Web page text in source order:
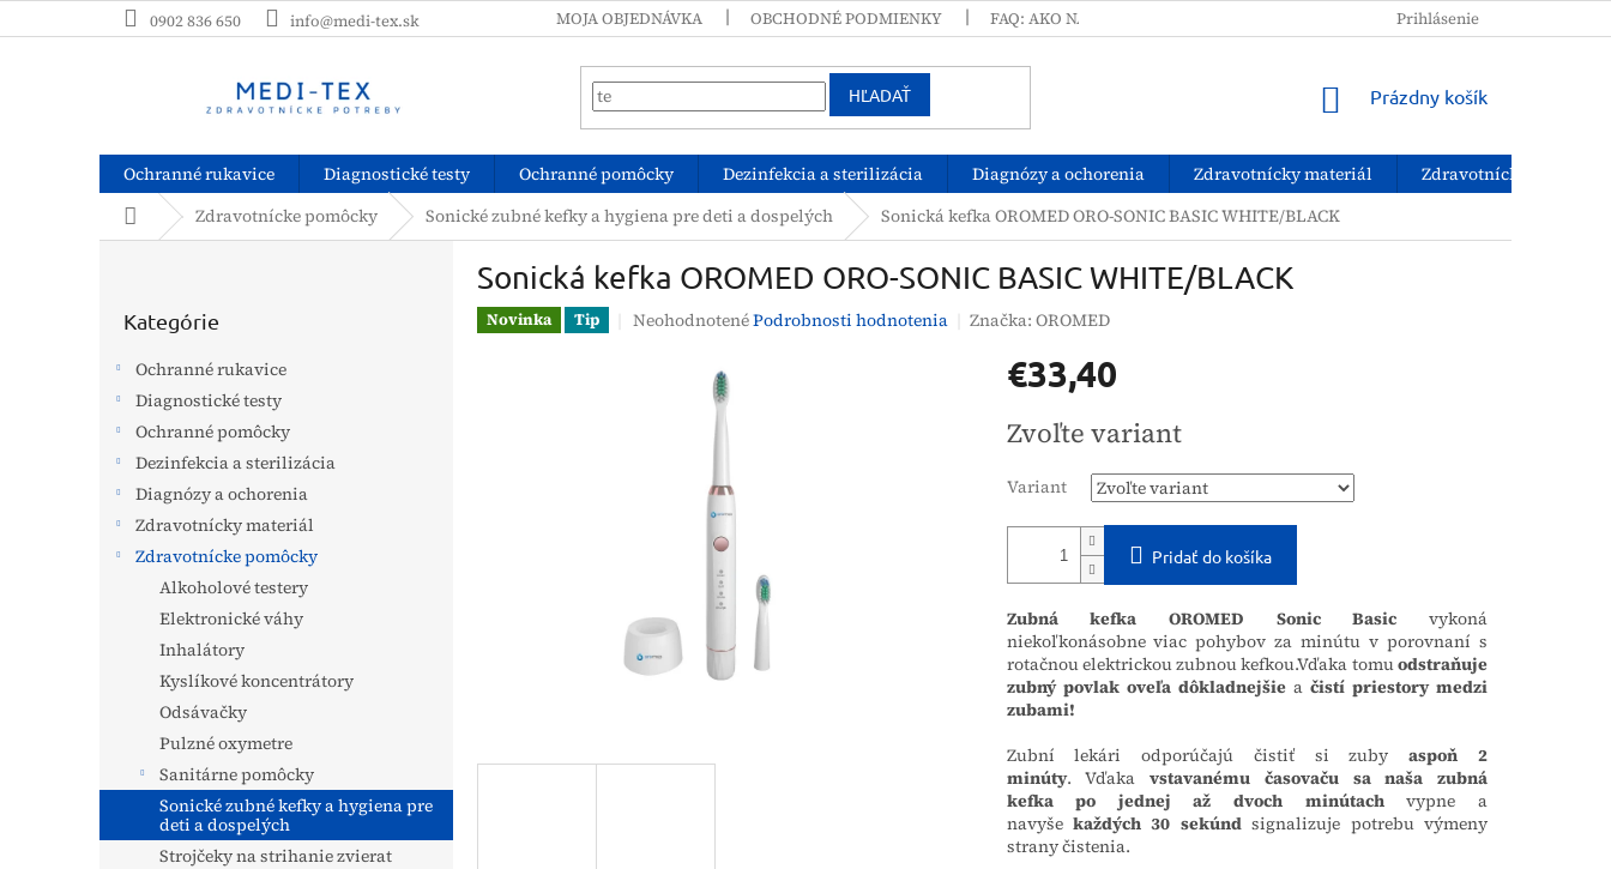
na
0902 836 650 info@medi-tex.sk MOJA OBJEDNÁVKA OBCHODNÉ PODMIENKY FAQ: AKO NAKUPOVAŤ? PODMIENKY OCHRANY OSOBNÝCH ÚDAJOV
Prihlásenie
HĽADAŤ
NÁKUPNÝ
Prázdny košík
Ochranné rukavice Diagnostické testy Ochranné pomôcky Dezinfekcia a sterilizácia Diagnózy a ochorenia Zdravotnícky materiál
Zdravotnícke pomôcky
DomovZdravotnícke pomôcky Sonické zubné kefky a hygiena pre deti a dospelých Sonická kefka OROMED ORO-SONIC BASIC WHITE/BLACK
kategórie
Kategórie
Ochranné rukavice
Diagnostické testy
Ochranné pomôcky
Dezinfekcia a sterilizácia
Diagnózy a ochorenia
Zdravotnícky materiál
Zdravotnícke pomôcky
Alkoholové testery
Elektronické váhy
Inhalátory
Kyslíkové koncentrátory
Odsávačky
Pulzné oxymetre
Sanitárne pomôcky
Sonické zubné kefky a hygiena pre
deti a dospelých
Strojčeky na strihanie zvierat
Sonická kefka OROMED ORO-SONIC BASIC WHITE/BLACK
Novinka Tip
Priemerné
hviezdičiek.
NeohodnotenéPodrobnosti hodnotenia Značka: OROMED
€33,40
cena:
Zvoľte variant
Variant
Pridať do košíka
Zubná kefka OROMED Sonic Basic vykoná
niekoľkonásobne viac pohybov za minútu v porovnaní s
rotačnou elektrickou zubnou kefkou.Vďaka tomuodstraňuje
zubný povlak oveľa dôkladnejšie a čistí priestory medzi
zubami!
Zubní lekári odporúčajú čistiť si zubyaspoň 2
minúty. Vďaka vstavanému časovaču sa naša zubná
kefka
po jednej až dvoch minútach vypne
a
navyše každých 30 sekúndsignalizuje potrebu výmeny
strany čistenia.